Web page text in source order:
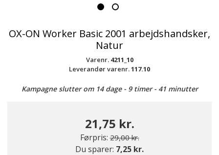
OX-ON Worker Basic 2001 arbejdshandsker,
Natur
Varenr. 4211_10
Leverandør varenr.117.10
Kampagne slutter om 14 dage - 9 timer - 41 minutter
21,75 kr.
Førpris: Pris nedsat fra
29,00 kr.til
Du sparer: 7,25 kr.